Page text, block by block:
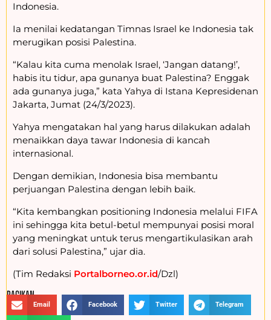
Indonesia.
Ia menilai kedatangan Timnas Israel ke Indonesia tak
merugikan posisi Palestina.
“Kalau kita cuma menolak Israel, ‘Jangan datang!’,
habis itu tidur, apa gunanya buat Palestina? Enggak
ada gunanya juga,” kata Yahya di Istana Kepresidenan
Jakarta, Jumat (24/3/2023).
Yahya mengatakan hal yang harus dilakukan adalah
menaikkan daya tawar Indonesia di kancah
internasional.
Dengan demikian, Indonesia bisa membantu
perjuangan Palestina dengan lebih baik.
“Kita kembangkan positioning Indonesia melalui FIFA
ini sehingga kita betul-betul mempunyai posisi moral
yang meningkat untuk terus mengartikulasikan arah
dari solusi Palestina,” ujar dia.
(Tim Redaksi Portalborneo.or.id/Dzl)
BAGIKAN :
Email Facebook Twitter Telegram